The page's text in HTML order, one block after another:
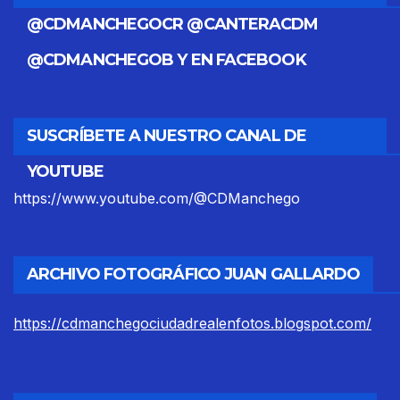
@CDMANCHEGOCR @CANTERACDM
@CDMANCHEGOB Y EN FACEBOOK
SUSCRÍBETE A NUESTRO CANAL DE
YOUTUBE
https://www.youtube.com/@CDManchego
ARCHIVO FOTOGRÁFICO JUAN GALLARDO
https://cdmanchegociudadrealenfotos.blogspot.com/